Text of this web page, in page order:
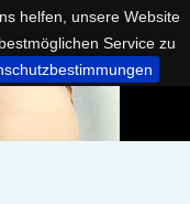
helfen, unsere Website
Service zu